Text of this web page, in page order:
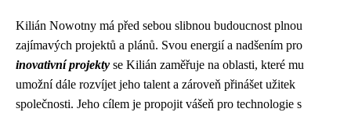
Kilián Nowotny má před sebou slibnou budoucnost plnou
zajímavých projektů a plánů. Svou energií a nadšením pro
inovativní projekty se Kilián zaměřuje na oblasti, které mu
umožní dále rozvíjet jeho talent a zároveň přinášet užitek
společnosti. Jeho cílem je propojit vášeň pro technologie s